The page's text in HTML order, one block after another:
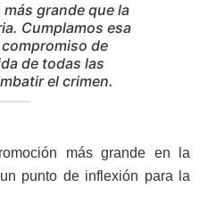
grande que la
Cumplamos esa
de
de todas las
el crimen.
más grande en la
punto de inflexión para la